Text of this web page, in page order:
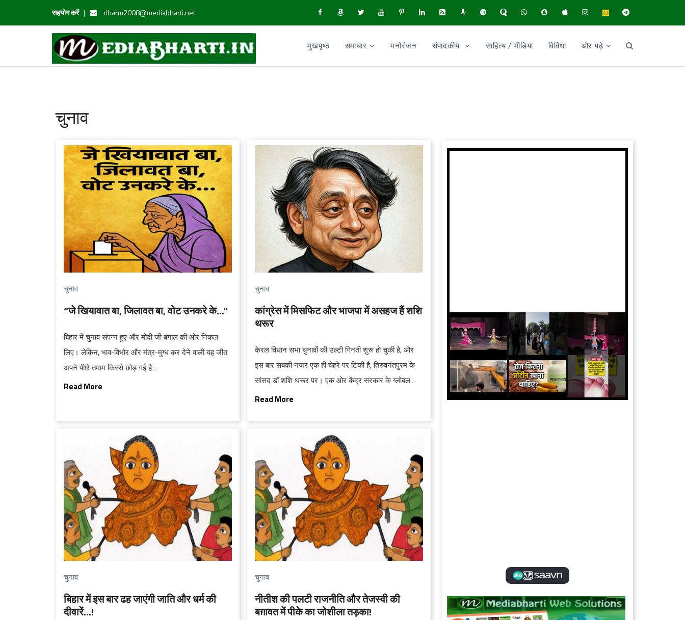
सहयोग करें | dharm2008@mediabharti.net
मुखपृष्ठ समाचार मनोरंजन संपादकीय साहित्य / मीडिया विविधा और पढ़े
चुनाव
चुनाव
“जे खियावात बा, जिलावत बा, वोट उनकरे के...”
बिहार में चुनाव संपन्न हुए और मोदी जी बंगाल की ओर निकल
लिए। लेकिन, भाव-विभोर और मंत्र-मुग्ध कर देने वाली यह जीत
अपने पीछे तमाम किस्से छोड़ गई है...
Read More
चुनाव
कांग्रेस में मिसफिट और भाजपा में असहज हैं शशि
थरूर
केरल विधान सभा चुनावों की उल्टी गिनती शुरू हो चुकी है, और
इस बार सबकी नजर एक ही चेहरे पर टिकी है, तिरुवनंतपुरम के
सांसद डॉ शशि थरूर पर। एक ओर केंद्र सरकार के ग्लोबल
डेलिगेशन में उनका चमकता चेहरा, दूसरी ओर कांग्रेस
Read More
चुनाव
बिहार में इस बार ढह जाएंगी जाति और धर्म की
दीवारें...!
चुनाव
नीतीश की पलटी राजनीति और तेजस्वी की
बग़ावत में पीके का जोशीला तड़का!